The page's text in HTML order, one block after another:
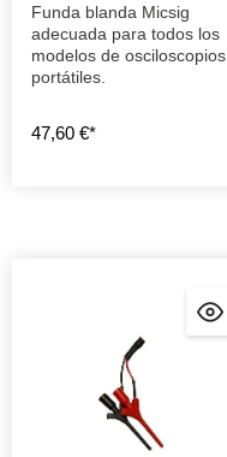
Funda blanda Micsig
adecuada para todos los
modelos de osciloscopios
portátiles.
47,60 €*